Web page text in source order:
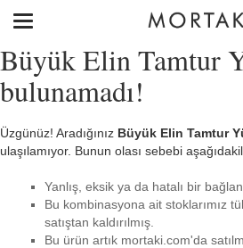
Büyük Elin Tamtur
bulunamadı!
Üzgünüz! Aradığınız Büyük Elin Tamtur
ulaşılamıyor. Bunun olası sebebi
Yanlış, eksik ya da hatalı bir
Bu kombinasyona ait stoklarımız
satıştan kaldırılmış.
Bu ürün artık mortaki.com'da